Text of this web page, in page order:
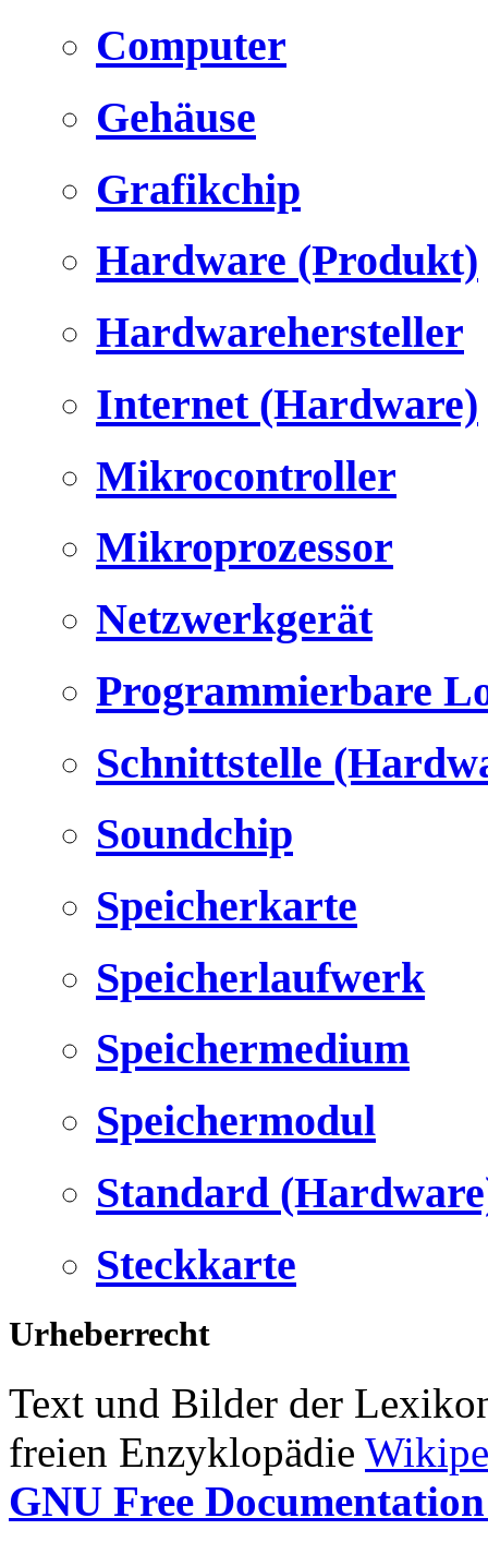
Computer
Gehäuse
Grafikchip
Hardware (Produkt)
Hardwarehersteller
Internet (Hardware)
Mikrocontroller
Mikroprozessor
Netzwerkgerät
Programmierbare
Schnittstelle
Soundchip
Speicherkarte
Speicherlaufwerk
Speichermedium
Speichermodul
Standard
Steckkarte
Urheberrecht
Text und Bilder der
freien Enzyklopädie
GNU Free